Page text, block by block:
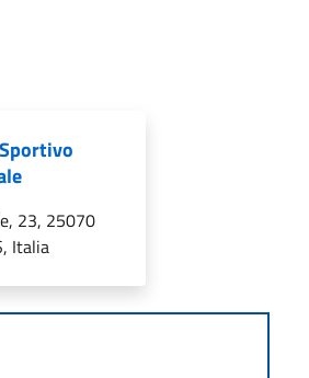
23, 25070
Italia